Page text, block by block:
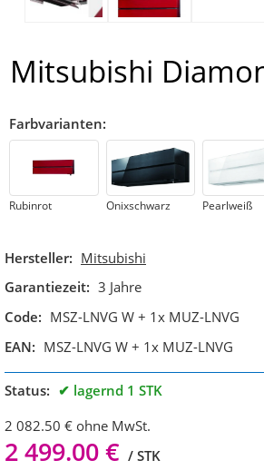
Mitsubishi
Farbvarianten:
Rubinrot Onixschwarz Pearlweiß
Hersteller: Mitsubishi
Garantiezeit: 3 Jahre
Code: MSZ-LNVG W + 1x MUZ-LNVG
EAN: MSZ-LNVG W + 1x MUZ-LNVG
Status:
lagernd 1 STK
2 082.50 € ohne MwSt.
2 499.00€ STK